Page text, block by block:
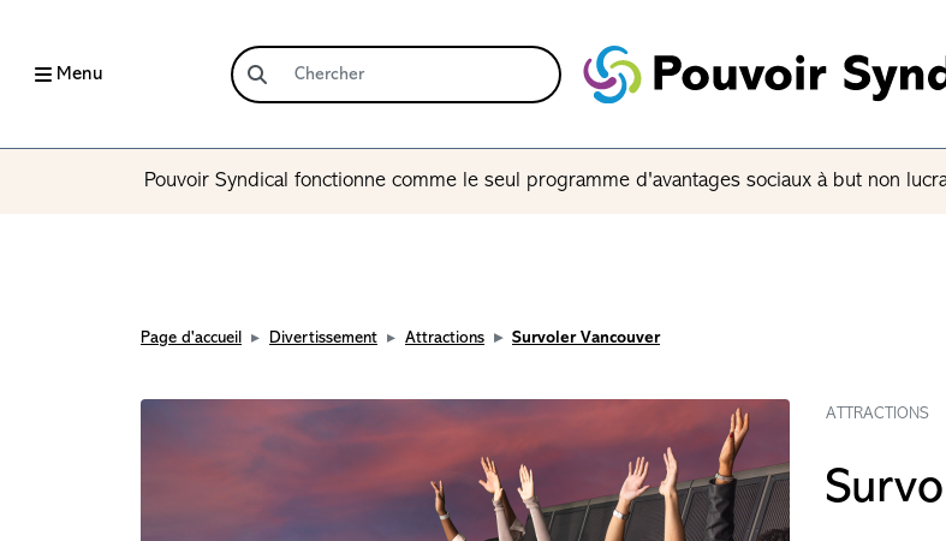
Menu
Pouvoir Syndical fonctionne comme le seul programme d'avantages sociaux à but non
Page d'accueil Divertissement Attractions Survoler Vancouver
ATTRACTIONS